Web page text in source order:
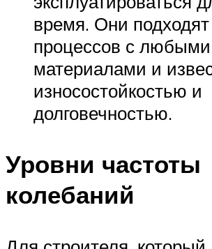
время. Они
процессов с любыми
материалами и
износостойкостью и
долговечностью.
Уровни частоты
колебаний